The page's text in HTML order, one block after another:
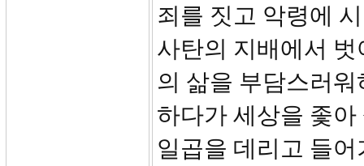
죄를 짓고 악령에
사탄의 지배에서
의 삶을 부담스러
하다가 세상을 좇
일곱을 데리고 들